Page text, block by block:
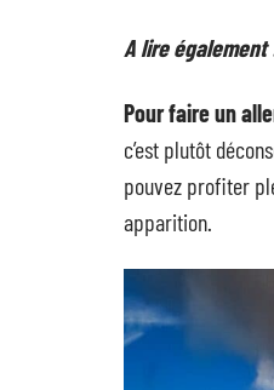
A lire également
Pour faire un
c’est plutôt
pouvez profiter
apparition.